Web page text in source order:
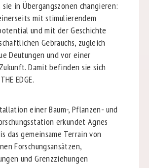
sie in Übergangszonen changieren:
mit stimulierendem
und mit der Geschichte
Gebrauchs, zugleich
Deutungen und vor einer
Damit befinden sie sich
EDGE.
einer Baum-, Pflanzen- und
erkundet Agnes
das gemeinsame Terrain von
Forschungsansätzen,
und Grenzziehungen